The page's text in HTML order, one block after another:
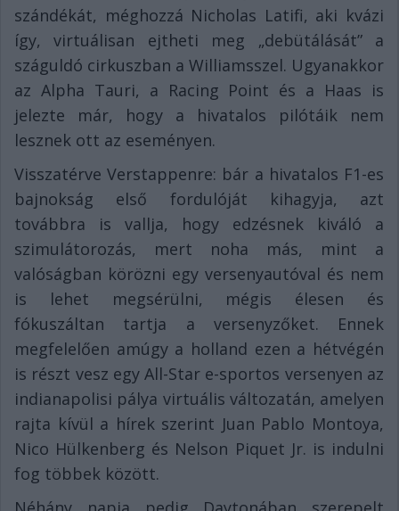
szándékát, méghozzá Nicholas Latifi, aki kvázi
így, virtuálisan ejtheti meg „debütálását” a
száguldó cirkuszban a Williamsszel. Ugyanakkor
az Alpha Tauri, a Racing Point és a Haas is
jelezte már, hogy a hivatalos pilótáik nem
lesznek ott az eseményen.
Visszatérve Verstappenre: bár a hivatalos F1-es
bajnokság első fordulóját kihagyja, azt
továbbra is vallja, hogy edzésnek kiváló a
szimulátorozás, mert noha más, mint a
valóságban körözni egy versenyautóval és nem
is lehet megsérülni, mégis élesen és
fókuszáltan tartja a versenyzőket. Ennek
megfelelően amúgy a holland ezen a hétvégén
is részt vesz egy All-Star e-sportos versenyen az
indianapolisi pálya virtuális változatán, amelyen
rajta kívül a hírek szerint Juan Pablo Montoya,
Nico Hülkenberg és Nelson Piquet Jr. is indulni
fog többek között.